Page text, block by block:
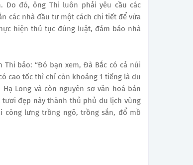
Do đó, ông Thi luôn phải yêu cầu các
các nhà đầu tư một cách chi tiết để vừa
hiện thủ tục đúng luật, đảm bảo nhà
bảo: “Đó bạn xem, Đà Bắc có cả núi
cao tốc thì chỉ còn khoảng 1 tiếng là du
Long và còn nguyên sơ văn hoá bản
đẹp này thành thủ phủ du lịch vùng
còng lưng trồng ngô, trồng sắn, đổ mồ